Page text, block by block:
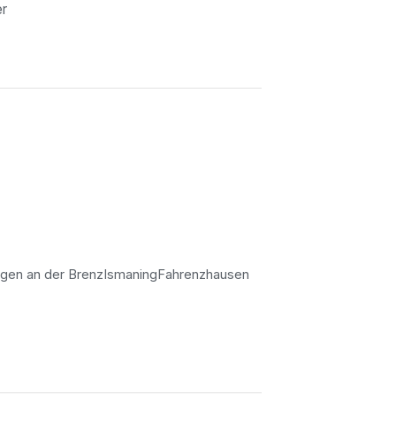
an der BrenzIsmaningFahrenzhausen